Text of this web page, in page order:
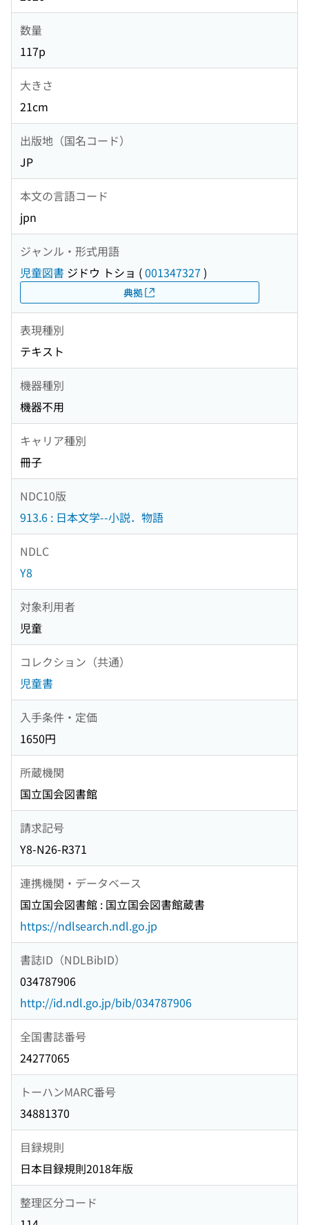
数量
117p
大きさ
21cm
出版地（国名コード）
JP
本文の言語コード
jpn
ジャンル・形式用語
児童図書 ジドウ トショ (001347327 )
典拠
表現種別
テキスト
機器種別
機器不用
キャリア種別
冊子
NDC10版
913.6 : 日本文学--小説．物語
NDLC
Y8
対象利用者
児童
コレクション（共通）
児童書
入手条件・定価
1650円
所蔵機関
国立国会図書館
請求記号
Y8-N26-R371
連携機関・データベース
国立国会図書館 : 国立国会図書館蔵書
https://ndlsearch.ndl.go.jp
書誌ID（NDLBibID）
034787906
http://id.ndl.go.jp/bib/034787906
全国書誌番号
24277065
トーハンMARC番号
34881370
目録規則
日本目録規則2018年版
整理区分コード